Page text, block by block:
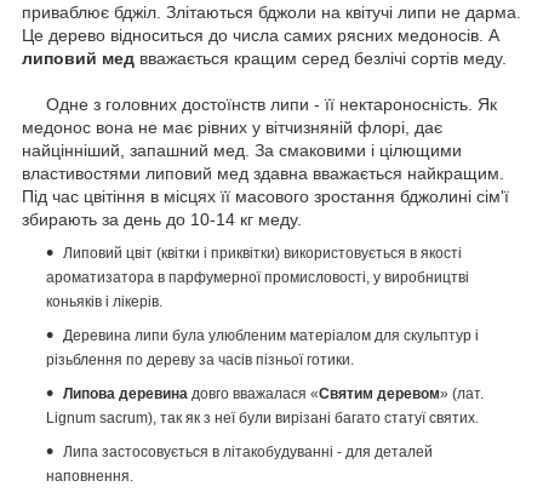
приваблює бджіл. Злітаються бджоли на квітучі липи не дарма.
Це дерево відноситься до числа самих рясних медоносів. А
липовий мед вважається кращим серед безлічі сортів меду.
Одне з головних достоїнств липи - її нектароносність. Як
медонос вона не має рівних у вітчизняній флорі, дає
найцінніший, запашний мед. За смаковими і цілющими
властивостями липовий мед здавна вважається найкращим.
Під час цвітіння в місцях її масового зростання бджолині сім'ї
збирають за день до 10-14 кг меду.
Липовий цвіт (квітки і приквітки) використовується в якості
ароматизатора в парфумерної промисловості, у виробництві
коньяків і лікерів.
Деревина липи була улюбленим матеріалом для скульптур і
різьблення по дереву за часів пізньої готики.
Липова деревина довго вважалася «Святим деревом» (лат.
Lignum sacrum), так як з неї були вирізані багато статуї святих.
Липа застосовується в літакобудуванні - для деталей
наповнення.